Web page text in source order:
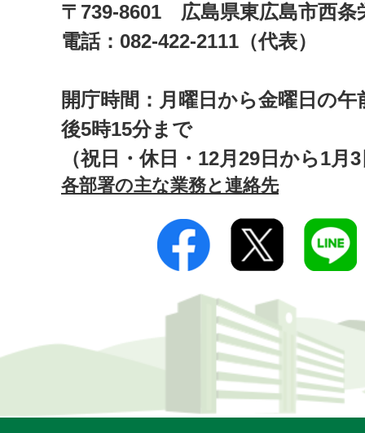
〒739-8601 広島県東広島市西
電話：082-422-2111（代表）
開庁時間：月曜日から金曜日の午
後5時15分まで
（祝日・休日・12月29日から1月
各部署の主な業務と連絡先